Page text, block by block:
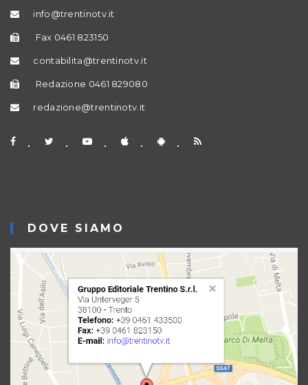
info@trentinotv.it
Fax 0461 823150
contabilita@trentinotv.it
Redazione 0461 829080
redazione@trentinotv.it
DOVE SIAMO